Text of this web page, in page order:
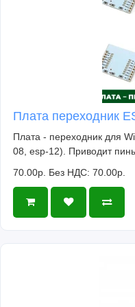
Плата переходник
Плата - переходник для
08, esp-12). Приводит
70.00р. Без НДС: 70.00р.